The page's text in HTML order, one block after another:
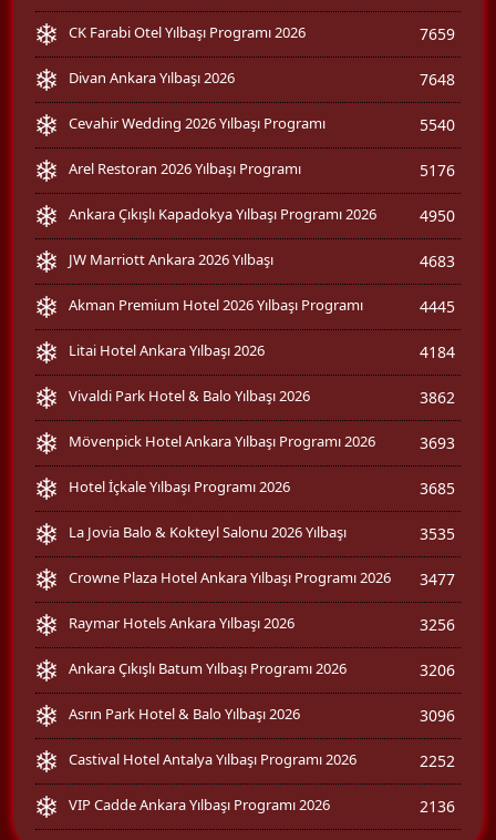
CK Farabi Otel Yılbaşı Programı 2026 7659
Divan Ankara Yılbaşı 2026 7648
Cevahir Wedding 2026 Yılbaşı Programı 5540
Arel Restoran 2026 Yılbaşı Programı 5176
Ankara Çıkışlı Kapadokya Yılbaşı Programı 2026 4950
JW Marriott Ankara 2026 Yılbaşı 4683
Akman Premium Hotel 2026 Yılbaşı Programı 4445
Litai Hotel Ankara Yılbaşı 2026 4184
Vivaldi Park Hotel & Balo Yılbaşı 2026 3862
Mövenpick Hotel Ankara Yılbaşı Programı 2026 3693
Hotel İçkale Yılbaşı Programı 2026 3685
La Jovia Balo & Kokteyl Salonu 2026 Yılbaşı 3535
Crowne Plaza Hotel Ankara Yılbaşı Programı 2026 3477
Raymar Hotels Ankara Yılbaşı 2026 3256
Ankara Çıkışlı Batum Yılbaşı Programı 2026 3206
Asrın Park Hotel & Balo Yılbaşı 2026 3096
Castival Hotel Antalya Yılbaşı Programı 2026 2252
VIP Cadde Ankara Yılbaşı Programı 2026 2136